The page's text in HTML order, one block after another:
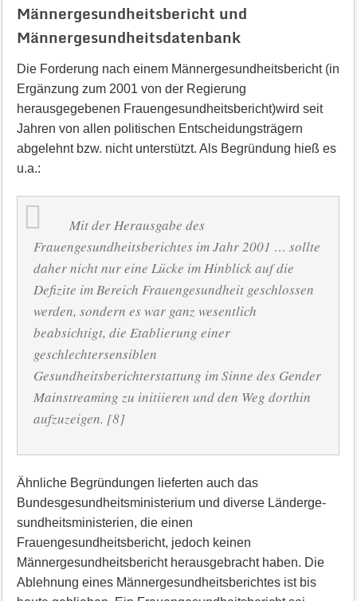
Männergesundheitsbericht und
Männergesundheitsdatenbank
Die Forderung nach einem Männergesundheitsbericht (in
Ergänzung zum 2001 von der Regierung
herausgegebenen Frauengesundheitsbericht)wird seit
Jahren von allen politischen Entscheidungsträ­gern
abgelehnt bzw. nicht unterstützt. Als Begründung hieß es
u.a.:
Mit der Herausgabe des
Frauengesundheitsberichtes im Jahr 2001 … sollte
daher nicht nur eine Lücke im Hinblick auf die
Defizite im Bereich Frauengesundheit geschlossen
werden, sondern es war ganz wesentlich
beabsichtigt, die Etablierung einer
geschlechtersensiblen
Gesundheitsberichterstattung im Sinne des Gender
Mainstreaming zu initiieren und den Weg dorthin
aufzuzeigen. [8]
Ähnliche Begründungen lieferten auch das
Bundesgesundheitsministerium und diverse Länderge­
sundheitsministerien, die einen
Frauengesundheitsbericht, jedoch keinen
Männergesundheitsbericht herausgebracht haben. Die
Ablehnung eines Männergesundheitsberichtes ist bis